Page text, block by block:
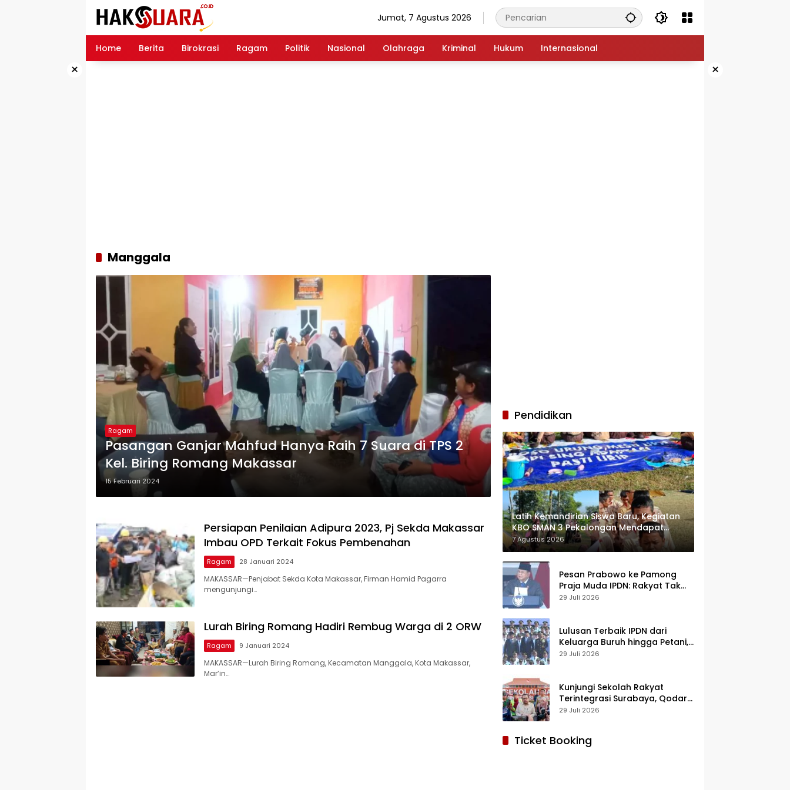
Jumat, 7 Agustus 2026
Home Berita Birokrasi Ragam Politik Nasional Olahraga Kriminal Hukum Internasional
× ×
Manggala
Ragam
Pasangan Ganjar Mahfud Hanya Raih 7 Suara di TPS 2
Kel. Biring Romang Makassar
15 Februari 2024
Persiapan Penilaian Adipura 2023, Pj Sekda Makassar
Imbau OPD Terkait Fokus Pembenahan
Ragam 28 Januari 2024
MAKASSAR—Penjabat Sekda Kota Makassar, Firman Hamid Pagarra
mengunjungi…
Lurah Biring Romang Hadiri Rembug Warga di 2 ORW
Ragam 9 Januari 2024
MAKASSAR—Lurah Biring Romang, Kecamatan Manggala, Kota Makassar,
Mar’in…
Pendidikan
Latih Kemandirian Siswa Baru, Kegiatan
KBO SMAN 3 Pekalongan Mendapat
Antusiasme dan Respon Positif Orang
Tua Murid
7 Agustus 2026
Pesan Prabowo ke Pamong
Praja Muda IPDN: Rakyat Tak
Butuh Birokrasi Berbelit
29 Juli 2026
Lulusan Terbaik IPDN dari
Keluarga Buruh hingga Petani,
Prabowo: Membanggakan Hati
29 Juli 2026
Kunjungi Sekolah Rakyat
Terintegrasi Surabaya, Qodari:
Fasilitasnya Setara Sekolah
29 Juli 2026
Ticket Booking